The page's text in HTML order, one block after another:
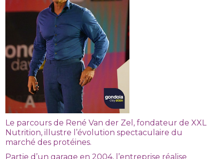
Le parcours de René Van der Zel, fondateur de XXL
Nutrition, illustre l’évolution spectaculaire du
marché des protéines.
Partie d’un garage en 2004, l’entreprise réalise